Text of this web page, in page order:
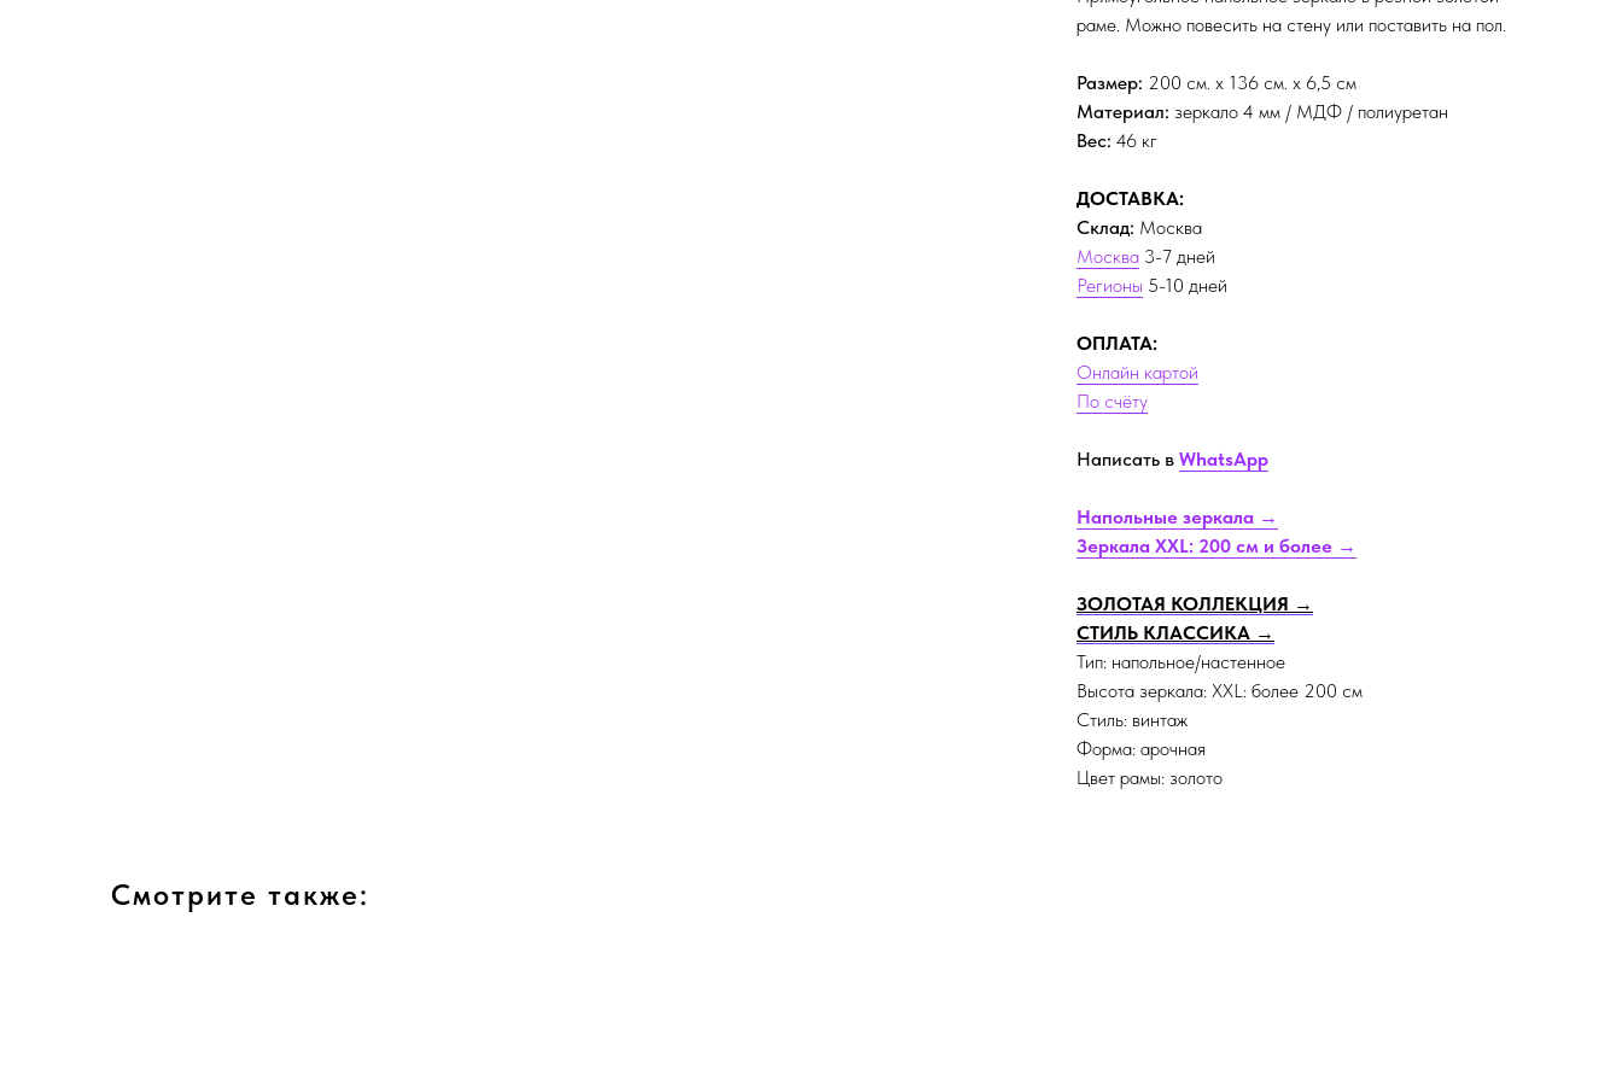
раме. Можно повесить на стену или поставить на пол.
Размер: 200 см. х 136 см. х 6,5 см
Материал: зеркало 4 мм / МДФ / полиуретан
Вес: 46 кг
ДОСТАВКА:
Склад: Москва
Москва 3-7 дней
Регионы 5-10 дней
ОПЛАТА:
Онлайн картой
По счёту
Написать в WhatsApp
Напольные зеркала →
Зеркала XXL: 200 см и более →
ЗОЛОТАЯ КОЛЛЕКЦИЯ →
СТИЛЬ КЛАССИКА →
Тип: напольное/настенное
Высота зеркала: XXL: более 200 см
Стиль: винтаж
Форма: арочная
Цвет рамы: золото
Смотрите также: